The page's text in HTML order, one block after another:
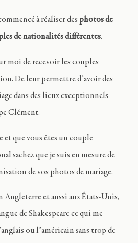
à réaliser des photos de
de nationalités différentes.
moi de recevoir les couples
De leur permettre d’avoir des
dans des lieux exceptionnels
Clément.
et que vous êtes un couple
sachez que je suis en mesure de
de vos photos de mariage.
Angleterre et aussi aux États-Unis,
de Shakespeare ce qui me
ou l’américain sans trop de